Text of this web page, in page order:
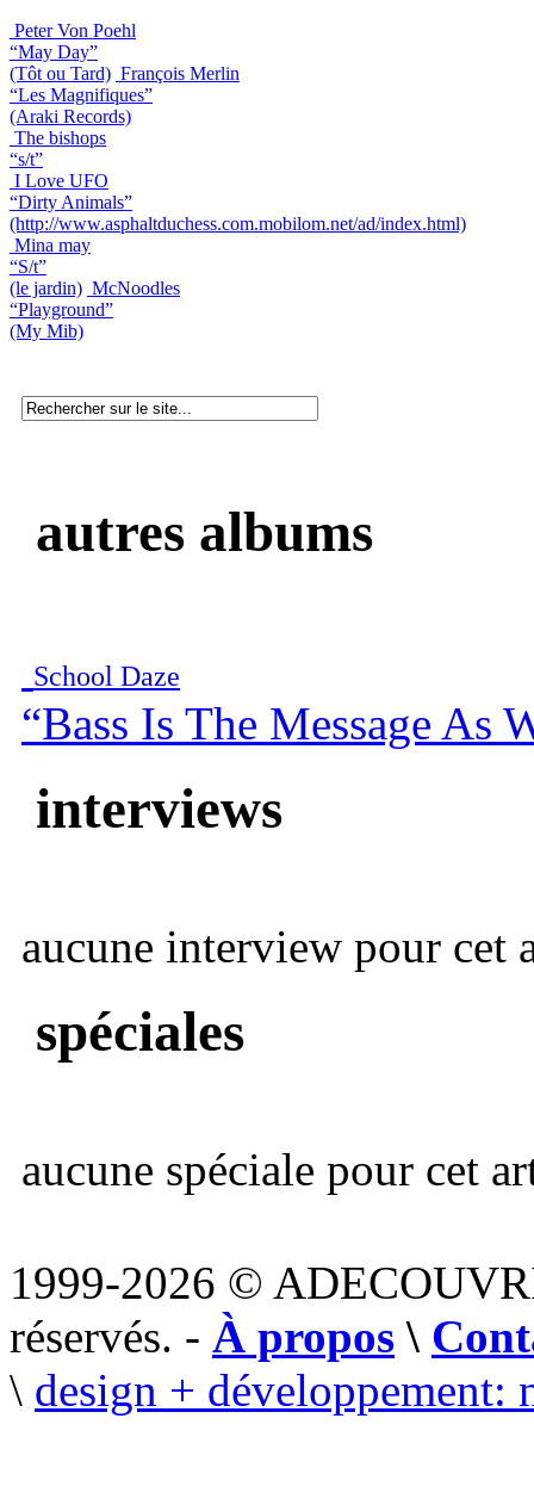
Peter Von Poehl
“May Day”
(Tôt ou Tard) François Merlin
“Les Magnifiques”
(Araki Records)
The bishops
“s/t”
I Love UFO
“Dirty Animals”
(http://www.asphaltduchess.com.mobilom.net/ad/index.html)
Mina may
“S/t”
(le jardin) McNoodles
“Playground”
(My Mib)
autres albums
School Daze
“Bass Is The Message As
interviews
aucune interview pour cet
spéciales
aucune spéciale pour cet
1999-2026 ©
réservés. - À propos \
\ design + développement: